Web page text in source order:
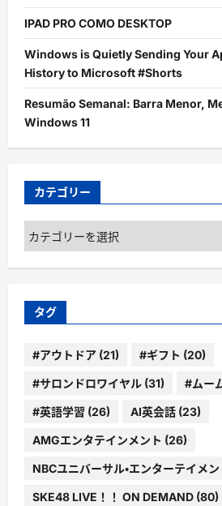
IPAD PRO COMO DESKTOP
Windows is Quietly Sending Your
History to Microsoft #Shorts
Resumão Semanal: Barra Menor,
Windows 11
カテゴリー
カ
テ
ゴ
ー
タグ
#アウトドア (21) #ギフト (20)
#サロンドロワイヤル (31) #ムー
#英語学習 (26) AI英会話 (23)
AMGエンタテインメント (26)
NBCユニバーサル・エンターテイメ
SKE48 LIVE！！ ON DEMAND (80)